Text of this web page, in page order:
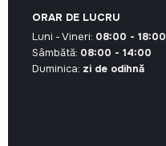
ORAR DE LUCRU
Luni - Vineri: 08:00 - 18:00
Sâmbătă: 08:00 - 14:00
Duminica: zi de odihnă